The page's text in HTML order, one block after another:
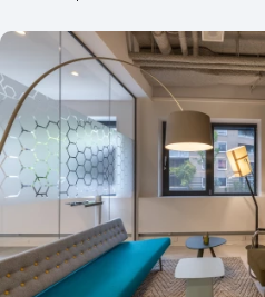
Buitenlocatie
Duurzame locatie
Groene locatie
Heisessie
Hotel
Hybride events
Industriële locatie
Kasteel en landgoed
Kleine / intieme locatie